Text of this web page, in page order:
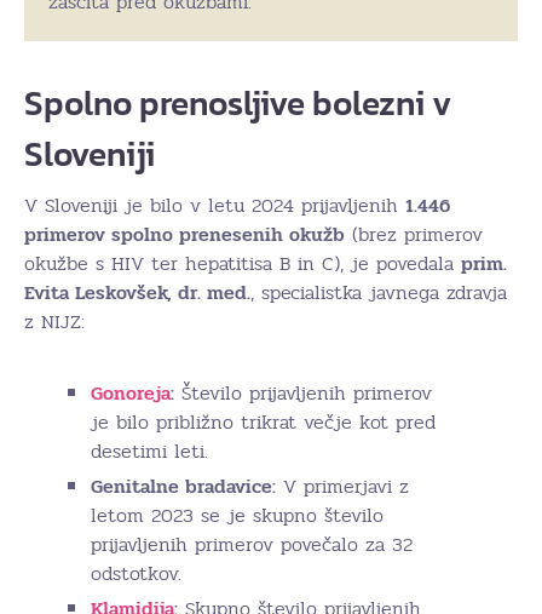
Spolno prenosljive bolezni v
Sloveniji
V Sloveniji je bilo v letu 2024 prijavljenih 1.446
primerov spolno prenesenih okužb (brez primerov
okužbe s HIV ter hepatitisa B in C), je povedala prim.
Evita Leskovšek, dr. med., specialistka javnega zdravja
z NIJZ:
Gonoreja: Število prijavljenih primerov
je bilo približno trikrat večje kot pred
desetimi leti.
Genitalne bradavice: V primerjavi z
letom 2023 se je skupno število
prijavljenih primerov povečalo za 32
odstotkov.